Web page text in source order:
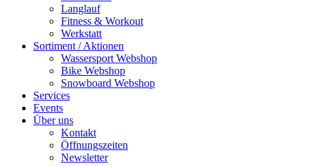
Langlauf
Fitness & Workout
Werkstatt
Sortiment / Aktionen
Wassersport Webshop
Bike Webshop
Snowboard Webshop
Services
Events
Über uns
Kontakt
Öffnungszeiten
Newsletter